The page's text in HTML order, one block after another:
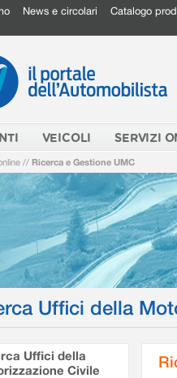
News e circolari Catalogo
VEICOLI SERVIZI
// Ricerca e Gestione UMC
Uffici della
Uffici della
Civile